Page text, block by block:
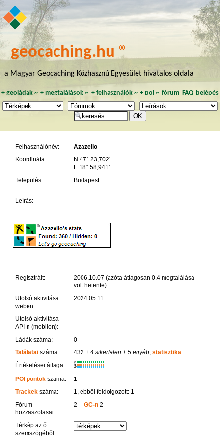
geocaching.hu ®
a Magyar Geocaching Közhasznú Egyesület hivatalos oldala
+ geoládák~ +megtalálások ~ + felhasználók~ + poi~ fórum FAQ belépés
Felhasználónév:
Azazello
Koordináta:
N 47° 23,702'
E 18° 58,941'
Település:
Budapest
Leírás:
Regisztrált:
2006.10.07 (azóta átlagosan 0.4 megtalálása
volt hetente)
Utolsó aktivitása
weben:
2024.05.11
Utolsó aktivitása
API-n (mobilon):
---
Ládák száma:
0
Találataiszáma: 432 + 4 sikertelen + 5 egyéb, statisztika
Értékelései átlaga:
K
R
W
POI pontokszáma:
1
Trackekszáma:
1, ebből feldolgozott: 1
Fórum
hozzászólásai:
2 -- GC-n2
Térkép az ő
szemszögéből: